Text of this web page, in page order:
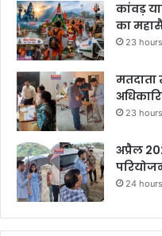
कांवड़
का
23
मतदाता
23
अप्रैल
24